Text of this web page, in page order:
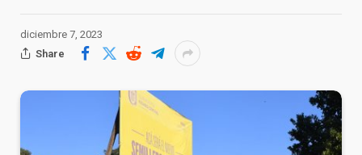
diciembre 7, 2023
Share